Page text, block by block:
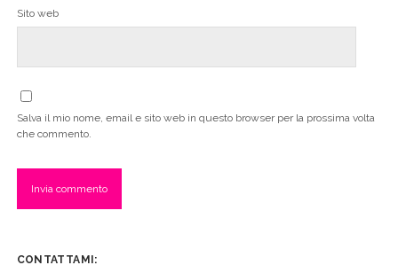
Sito web
Salva il mio nome, email e sito web in questo browser per la prossima volta
che commento.
CONTATTAMI: